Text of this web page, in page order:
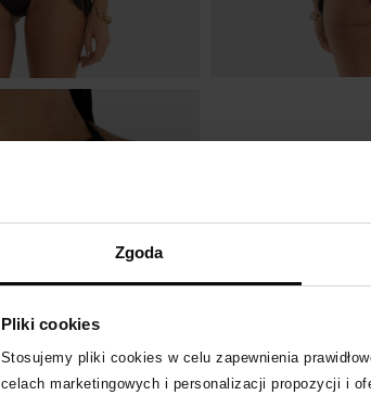
Zgoda
Pliki cookies
Stosujemy pliki cookies w celu zapewnienia
celach marketingowych i personalizacji propozycji i